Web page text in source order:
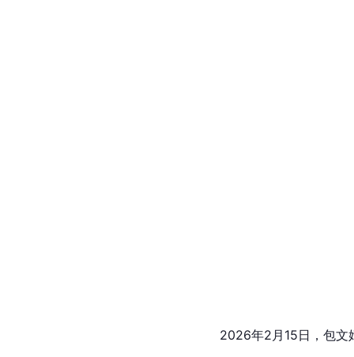
2026年2月15日，包文